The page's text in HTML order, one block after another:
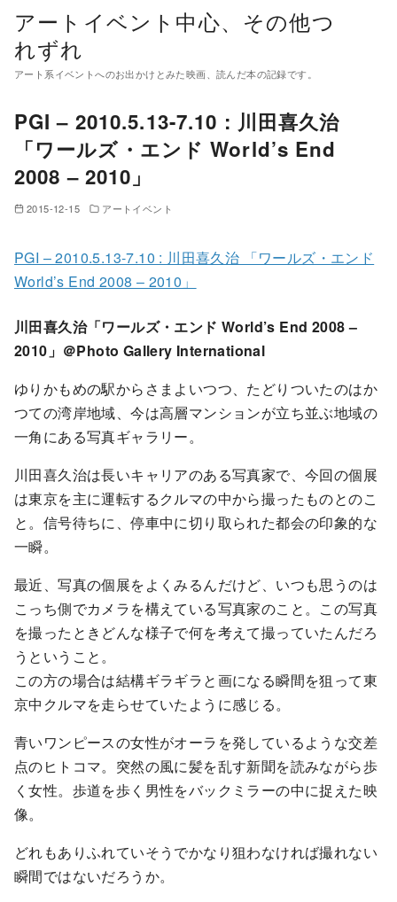
アートイベント中心、その他つ
れずれ
アート系イベントへのお出かけとみた映画、読んだ本の記録です。
PGI – 2010.5.13-7.10 : 川田喜久治
「ワールズ・エンド World’s End
2008 – 2010」
2015-12-15 アートイベント
PGI – 2010.5.13-7.10 : 川田喜久治 「ワールズ・エンド
World’s End 2008 – 2010」
川田喜久治「ワールズ・エンド World’s End 2008 –
2010」＠Photo Gallery International
ゆりかもめの駅からさまよいつつ、たどりついたのはか
つての湾岸地域、今は高層マンションが立ち並ぶ地域の
一角にある写真ギャラリー。
川田喜久治は長いキャリアのある写真家で、今回の個展
は東京を主に運転するクルマの中から撮ったものとのこ
と。信号待ちに、停車中に切り取られた都会の印象的な
一瞬。
最近、写真の個展をよくみるんだけど、いつも思うのは
こっち側でカメラを構えている写真家のこと。この写真
を撮ったときどんな様子で何を考えて撮っていたんだろ
うということ。
この方の場合は結構ギラギラと画になる瞬間を狙って東
京中クルマを走らせていたように感じる。
青いワンピースの女性がオーラを発しているような交差
点のヒトコマ。突然の風に髪を乱す新聞を読みながら歩
く女性。歩道を歩く男性をバックミラーの中に捉えた映
像。
どれもありふれていそうでかなり狙わなければ撮れない
瞬間ではないだろうか。